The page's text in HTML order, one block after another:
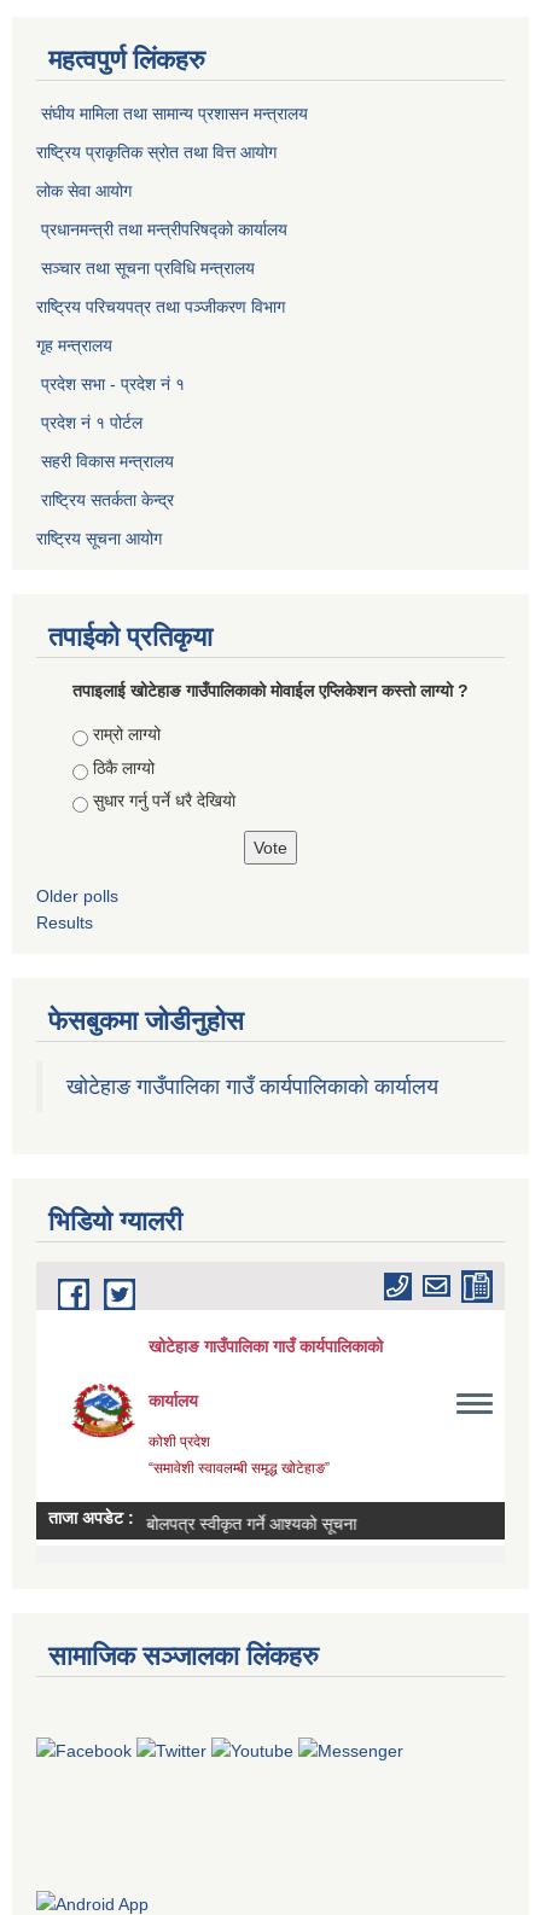
महत्वपुर्ण लिंकहरु
संघीय मामिला तथा सामान्य प्रशासन मन्त्रालय
राष्ट्रिय प्राकृतिक स्राेत तथा वित्त आयोग
लोक सेवा आयोग
प्रधानमन्त्री तथा मन्त्रीपरिषद्को कार्यालय
सञ्‍चार तथा सूचना प्रविधि मन्त्रालय
राष्ट्रिय परिचयपत्र तथा पञ्जीकरण विभाग​
गृह मन्त्रालय
प्रदेश सभा - प्रदेश नं १
प्रदेश नं १ पोर्टल
सहरी विकास मन्त्रालय
राष्ट्रिय सतर्कता केन्द्र
राष्ट्रिय सूचना आयोग
तपाईको प्रतिकृया
तपाइलाई खोटेहाङ गाउँपालिकाको माेवाईल एप्लिकेशन कस्तो लाग्यो ?
Choices
राम्रो लाग्यो
ठिकै लाग्यो
सुधार गर्नु पर्ने धरै देखियाे
Older polls
Results
फेसबुकमा जोडीनुहोस
खोटेहाङ गाउँपालिका गाउँ कार्यपालिकाको कार्यालय
भिडियाे ग्यालरी
सामाजिक सञ्जालका लिंकहरु